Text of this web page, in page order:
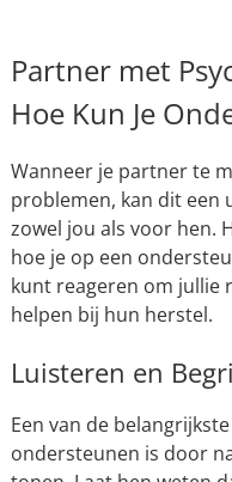
Partner met
Hoe Kun Je
Wanneer je partner te
problemen, kan dit een
zowel jou als voor hen.
hoe je op een
kunt reageren om jullie
helpen bij hun herstel.
Luisteren en
Een van de
ondersteunen is door